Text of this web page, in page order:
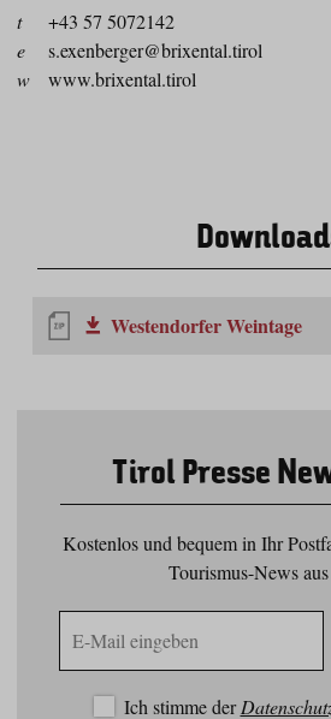
t
+43 57 5072142
e
s.exenberger@brixental.tirol
w
www.brixental.tirol
Westendorfer Weintage
Tirol Presse
Kostenlos und bequem in Ihr
Tourismus-News
Mail
Ich stimme der